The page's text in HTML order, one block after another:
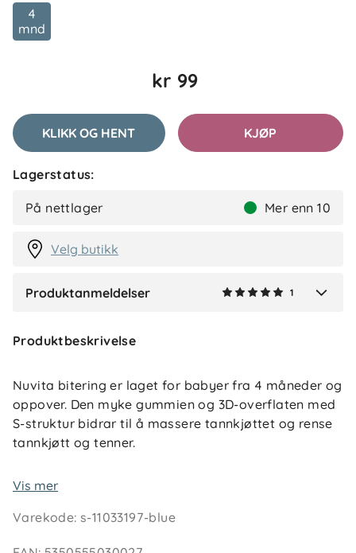
4
mnd
kr 99
KLIKK OG HENT KJØP
Lagerstatus:
På nettlager Mer enn 10
Velg butikk
Produktanmeldelser 1
Anmeldelser (1)
IM
Produktbeskrivelse
Nuvita bitering er laget for babyer fra 4 måneder og
oppover. Den myke gummien og 3D-overflaten med
S-struktur bidrar til å massere tannkjøttet og rense
tannkjøtt og tenner.
Biteringen er liten, lett og enkel for små hender å
god hygiene i hverdagen.
Vis mer
Varekode:s-11033197-blue